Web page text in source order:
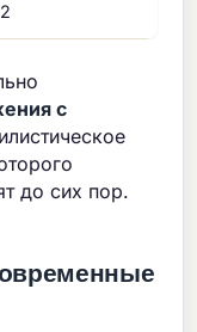
2
с
до сих пор.